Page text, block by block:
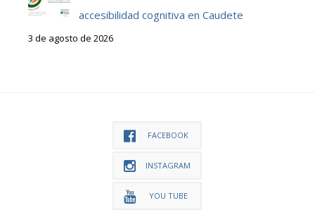
accesibilidad cognitiva en Caudete
3 de agosto de 2026
FACEBOOK
INSTAGRAM
YOU TUBE